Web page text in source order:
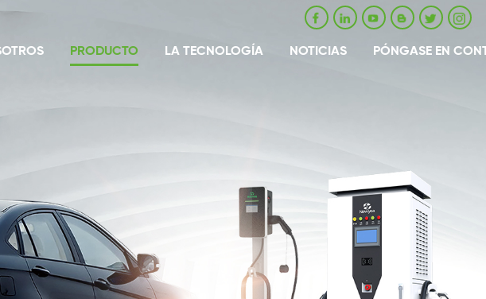
PRODUCTO LA TECNOLOGÍA NOTICIAS PÓNGASE EN